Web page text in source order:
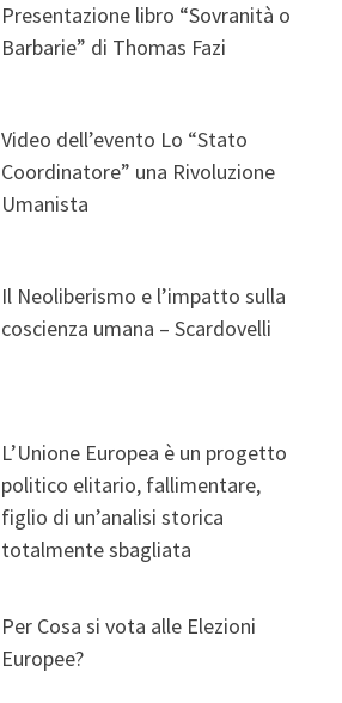
Presentazione libro “Sovranità o
Barbarie” di Thomas Fazi
Video dell’evento Lo “Stato
Coordinatore” una Rivoluzione
Umanista
Il Neoliberismo e l’impatto sulla
coscienza umana – Scardovelli
L’Unione Europea è un progetto
politico elitario, fallimentare,
figlio di un’analisi storica
totalmente sbagliata
Per Cosa si vota alle Elezioni
Europee?